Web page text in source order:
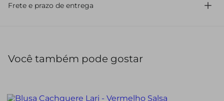
acabamento interno vivado, sem forro.
Frete e prazo de entrega
Você também pode gostar